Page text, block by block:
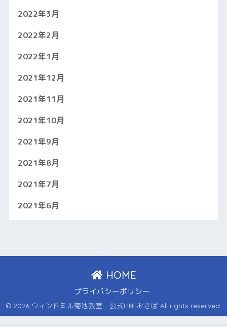
2022年3月
2022年2月
2022年1月
2021年12月
2021年11月
2021年10月
2021年9月
2021年8月
2021年7月
2021年6月
HOME
プライバシーポリシー
© 2026 ウィンドミル菊池教室 公式LINEおきば All rights reserved.